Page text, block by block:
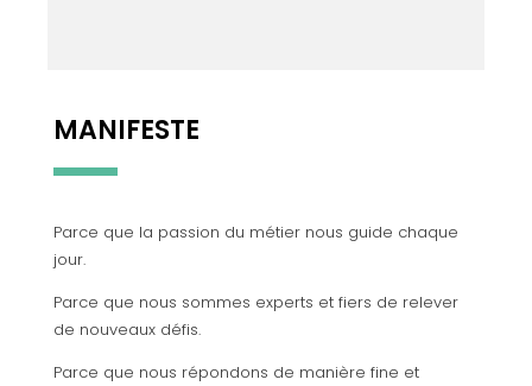
MANIFESTE
Parce que la passion du métier nous guide chaque
jour.
Parce que nous sommes experts et fiers de relever
de nouveaux défis.
Parce que nous répondons de manière fine et